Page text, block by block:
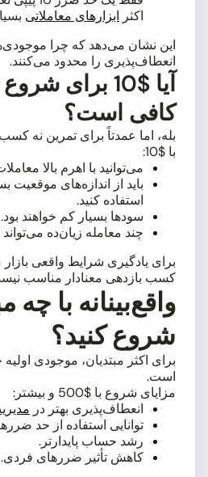
اکثر ابزارهای معاملاتی
این نشان می‌دهد که چرا
انعطاف‌پذیری را محدود می‌کنند.
آیا $10 برای
کافی است؟
بله، اما عمدتاً برای تمرین نه
با $10:
می‌توانید با اهرم بالا
باید از اندازه‌های موقعیت
استفاده کنید.
سودها بسیار کم خواهند بود.
چند معامله زیان‌ده
برای یادگیری شرایط واقعی
کسب بازدهی معنادار مناسب
واقع‌بینانه با چه
شروع کنید؟
است.
مزایای شروع با $500 و بیشتر:
انعطاف‌پذیری بهتر در
توانایی استفاده از حد
رشد حساب پایدارتر.
کاهش تأثیر ضررهای فردی.